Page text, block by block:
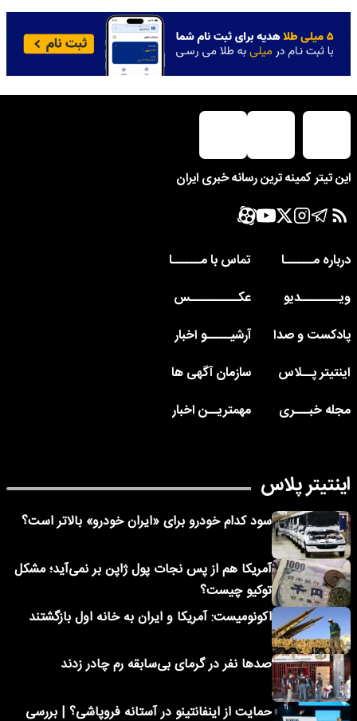
این تیتر کمینه ترین رسانه خبری ایران
درباره مــــــا
تماس با مــــــا
ویــــــــدیو
عکــــــــــس
پادکست و صدا
آرشیـــــو اخبار
اینتیتر پــلاس
سازمان آگهی ها
مجله خبـــری
مهمتریــن اخبار
اینتیتر پلاس
سود کدام خودرو برای «ایران خودرو» بالاتر است؟
آمریکا هم از پس نجات پول ژاپن بر نمی‌آید؛ مشکل
توکیو چیست؟
اکونومیست: آمریکا و ایران به خانه اول بازگشتند
صدها نفر در گرمای بی‌سابقه رم چادر زدند
حمایت از اینفانتینو در آستانه فروپاشی؟ | بررسی